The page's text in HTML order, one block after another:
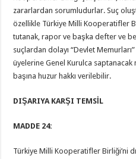
zararlardan sorumludurlar. Suç
özellikle Türkiye Milli Kooperatifler
tutanak, rapor ve başka defter ve
suçlardan dolayı “Devlet
üyelerine Genel Kurulca saptanacak
başına huzur hakkı verilebilir.
DIŞARIYA KARŞI TEMSİL
MADDE 24:
Türkiye Milli Kooperatifler Birliği’ni